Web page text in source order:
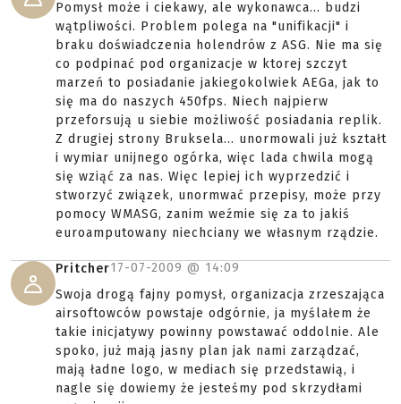
Pomysł może i ciekawy, ale wykonawca... budzi
wątpliwości. Problem polega na "unifikacji" i
braku doświadczenia holendrów z ASG. Nie ma się
co podpinać pod organizacje w ktorej szczyt
marzeń to posiadanie jakiegokolwiek AEGa, jak to
się ma do naszych 450fps. Niech najpierw
przeforsują u siebie możliwość posiadania replik.
Z drugiej strony Bruksela... unormowali już kształt
i wymiar unijnego ogórka, więc lada chwila mogą
się wziąć za nas. Więc lepiej ich wyprzedzić i
stworzyć związek, unormwać przepisy, może przy
pomocy WMASG, zanim weźmie się za to jakiś
euroamputowany niechciany we własnym rządzie.
Pritcher17-07-2009 @ 14:09
Swoja drogą fajny pomysł, organizacja zrzeszająca
airsoftowców powstaje odgórnie, ja myślałem że
takie inicjatywy powinny powstawać oddolnie. Ale
spoko, już mają jasny plan jak nami zarządzać,
mają ładne logo, w mediach się przedstawią, i
nagle się dowiemy że jesteśmy pod skrzydłami